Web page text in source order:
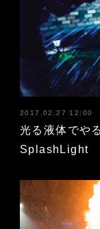
2017.02.27 12:00
光る液体でや
SplashLight